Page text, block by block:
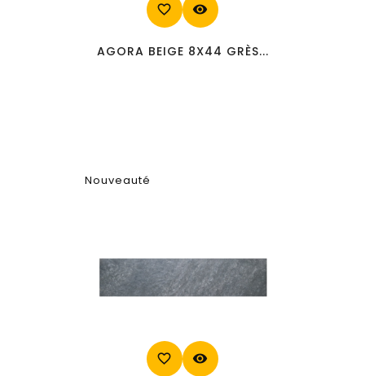
favorite_border visibility
AGORA BEIGE 8X44 GRÈS...
Nouveauté
favorite_border visibility